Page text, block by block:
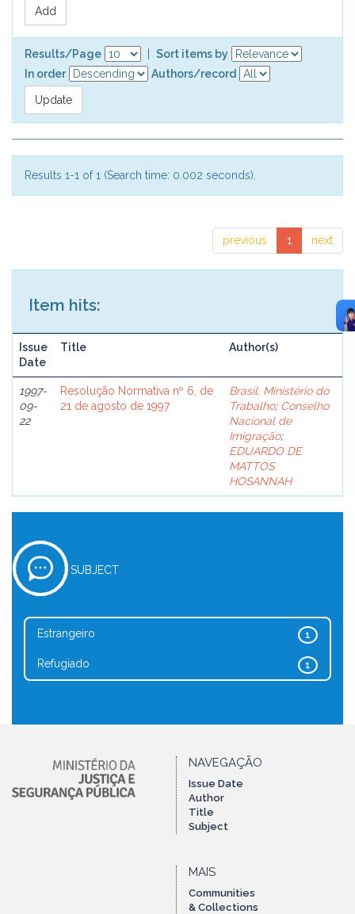
Results/Page
Sort items by
In order
Authors/record
Results 1-1 of 1 (Search time: 0.002 seconds).
previous 1 next
Item hits:
Issue
Date
Title Author(s)
1997-
09-
22
Resolução Normativa nº 6, de
21 de agosto de 1997
Brasil. Ministério do
Trabalho; Conselho
Nacional de
Imigração;
EDUARDO DE
MATTOS
HOSANNAH
SUBJECT
1
Estrangeiro
1
Refugiado
NAVEGAÇÃO
Issue Date
Author
Title
Subject
MAIS
Communities
& Collections